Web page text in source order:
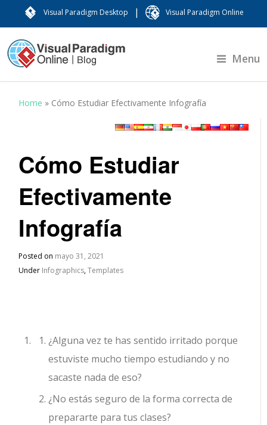
Visual Paradigm Desktop | Visual Paradigm Online
Menu
Home » Cómo Estudiar Efectivamente Infografía
Cómo Estudiar
Efectivamente
Infografía
Posted on mayo 31, 2021
Under Infographics,Templates
¿Alguna vez te has sentido irritado porque
estuviste mucho tiempo estudiando y no
sacaste nada de eso?
¿No estás seguro de la forma correcta de
prepararte para tus clases?